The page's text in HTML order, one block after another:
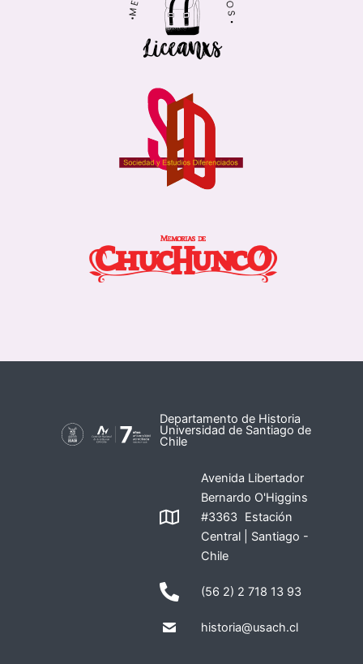
Departamento de Historia
Universidad de Santiago de
Chile
Avenida Libertador
Bernardo O'Higgins
#3363 Estación
Central | Santiago -
Chile
(56 2) 2 718 13 93
historia@usach.cl